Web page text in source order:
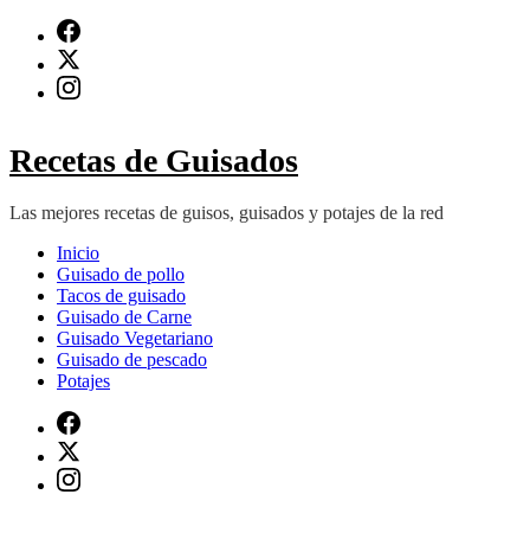
contenido
(presiona
Recetas de Guisados
Las mejores recetas de guisos, guisados y potajes de la red
Inicio
Guisado de pollo
Tacos de guisado
Guisado de Carne
Guisado Vegetariano
Guisado de pescado
Potajes